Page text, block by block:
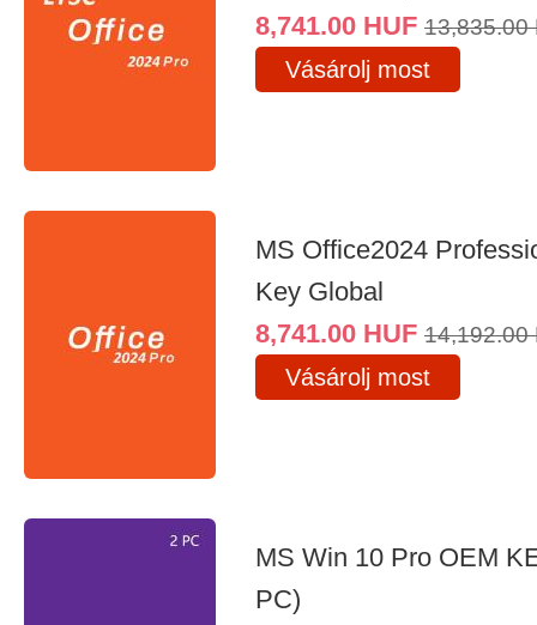
8,741.00 HUF 13,835.00
Vásárolj most
MS Office2024
Key Global
8,741.00 HUF 14,192.00
Vásárolj most
MS Win 10 Pro OEM
PC)